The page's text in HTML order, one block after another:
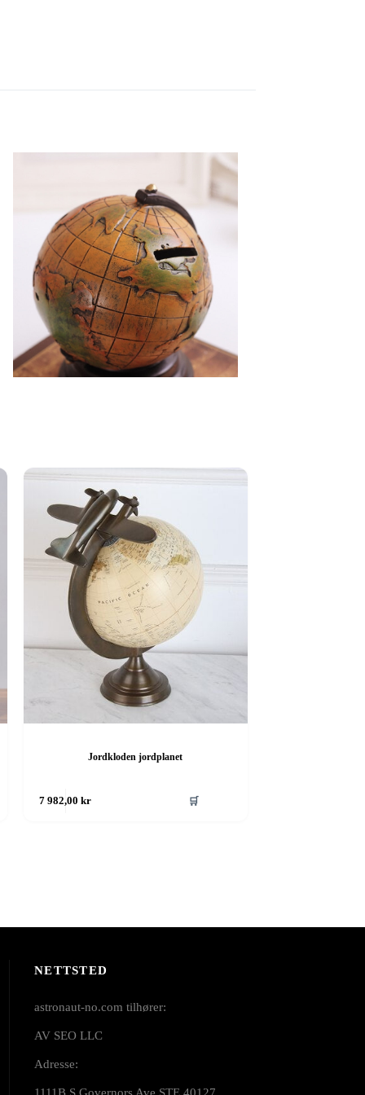
Jordkloden jordplanet
7 982,00kr 🛒
NETTSTED
astronaut-no.com tilhører:
AV SEO LLC
Adresse:
1111B S Governors Ave STE 40127